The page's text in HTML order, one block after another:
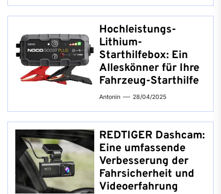
Hochleistungs-
Lithium-
Starthilfebox: Ein
Alleskönner für Ihre
Fahrzeug-Starthilfe
Antonin 28/04/2025
REDTIGER Dashcam:
Eine umfassende
Verbesserung der
Fahrsicherheit und
Videoerfahrung